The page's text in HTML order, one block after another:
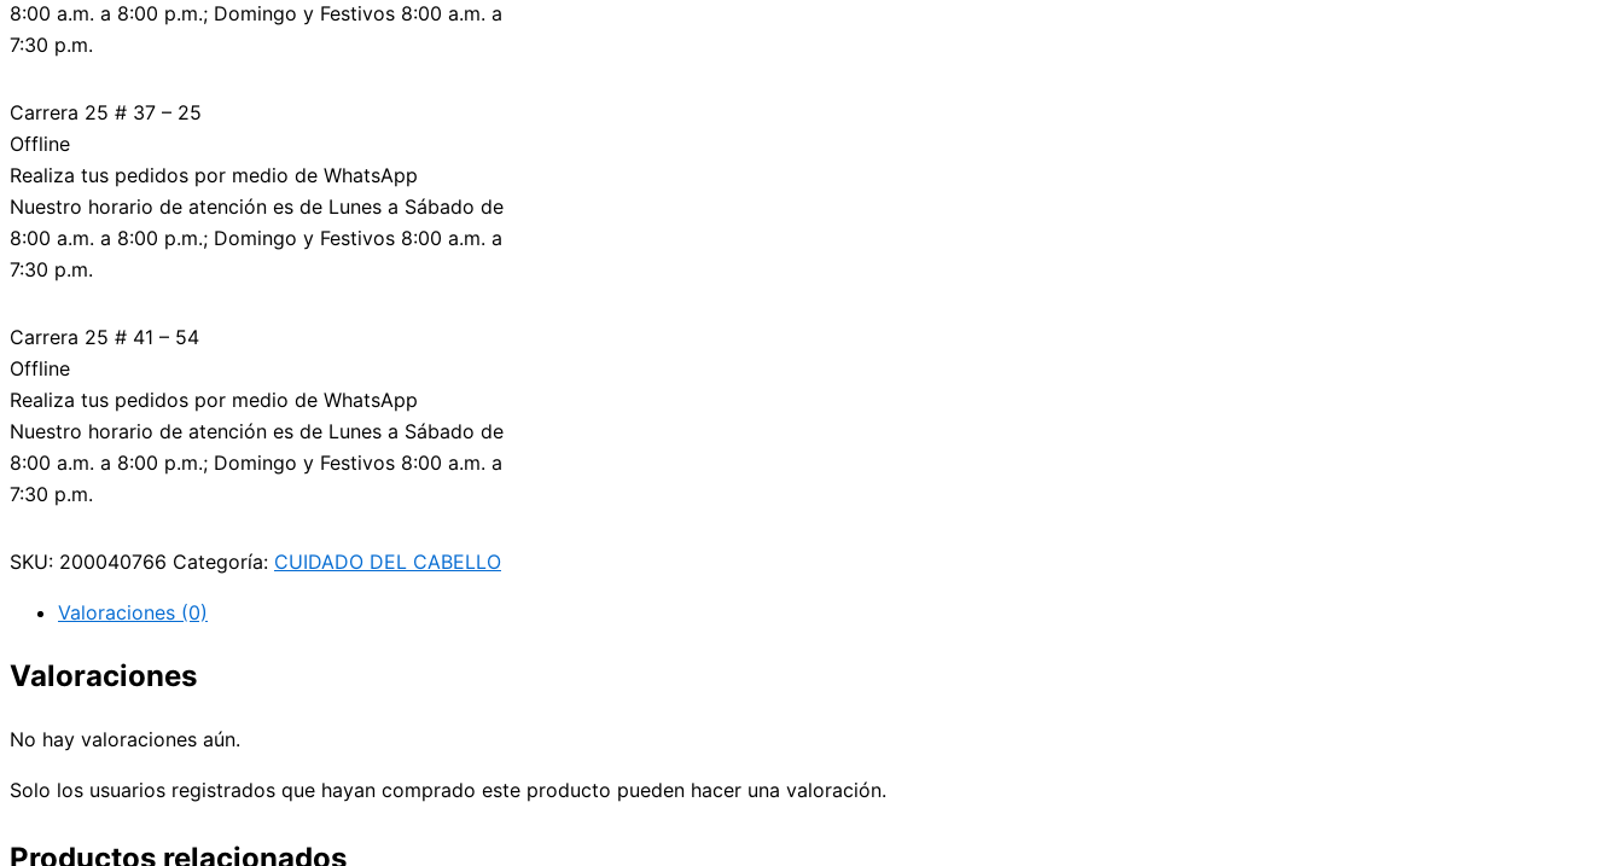
8:00 a.m. a 8:00 p.m.; Domingo y Festivos 8:00 a.m. a
7:30 p.m.
Carrera 25 # 37 – 25
Offline
Realiza tus pedidos por medio de WhatsApp
Nuestro horario de atención es de Lunes a Sábado de
8:00 a.m. a 8:00 p.m.; Domingo y Festivos 8:00 a.m. a
7:30 p.m.
Carrera 25 # 41 – 54
Offline
Realiza tus pedidos por medio de WhatsApp
Nuestro horario de atención es de Lunes a Sábado de
8:00 a.m. a 8:00 p.m.; Domingo y Festivos 8:00 a.m. a
7:30 p.m.
SKU: 200040766 Categoría: CUIDADO DEL CABELLO
Valoraciones (0)
Valoraciones
No hay valoraciones aún.
Solo los usuarios registrados que hayan comprado este producto pueden hacer una valoración.
Productos relacionados